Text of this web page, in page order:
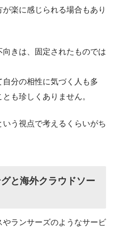
楽に感じられる場合もあり
きは、固定されたものでは
分の相性に気づく人も多
も珍しくありません。
う視点で考えるくらいがち
と海外クラウドソー
ランサーズのようなサービ